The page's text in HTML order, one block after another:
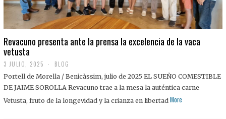
Revacuno presenta ante la prensa la excelencia de la vaca
vetusta
3 JULIO, 2025
J
U
I
BLOG
Portell de Morella / Benicàssim, julio de 2025 EL SUEÑO COMESTIBLE
DE JAIME SOROLLA Revacuno trae a la mesa la auténtica carne
Vetusta, fruto de la longevidad y la crianza en libertad More